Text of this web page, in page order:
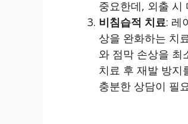
중요한데, 외출 시
비침습적 치료: 레
상을 완화하는 치
와 점막 손상을 최
치료 후 재발 방지
충분한 상담이 필